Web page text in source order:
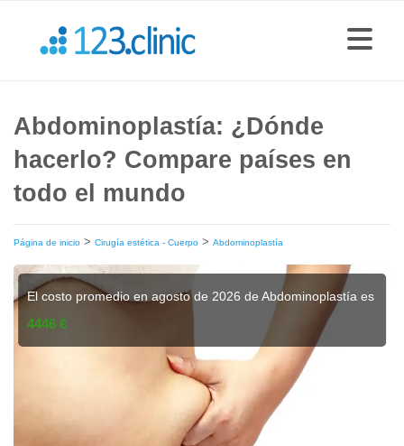
Abdominoplastía: ¿Dónde
hacerlo? Compare países en
todo el mundo
Página de inicio > Cirugía estética - Cuerpo > Abdominoplastía
El costo promedio en agosto de 2026 de Abdominoplastía es
4446 €